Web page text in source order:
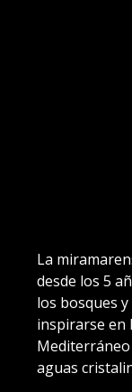
La
desde los 5
los bosques
inspirarse en
Mediterráneo
aguas